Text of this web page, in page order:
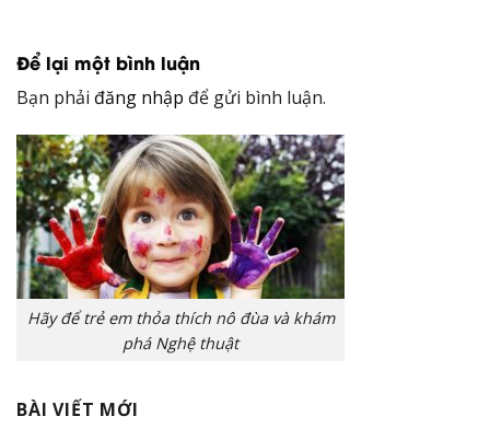
Để lại một bình luận
Bạn phải đăng nhập để gửi bình luận.
Hãy để trẻ em thỏa thích nô đùa và khám
phá Nghệ thuật
BÀI VIẾT MỚI